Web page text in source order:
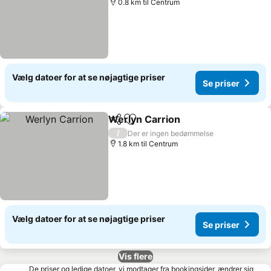
0.8 km til Centrum
Vælg datoer for at se nøjagtige priser
Se priser
Del Føj til favoritter
Werlyn Carrion
/
Der er ingen bedømmelse
1.8 km til Centrum
Vælg datoer for at se nøjagtige priser
Se priser
Vis flere
De priser og ledige datoer, vi modtager fra bookingsider, ændrer sig